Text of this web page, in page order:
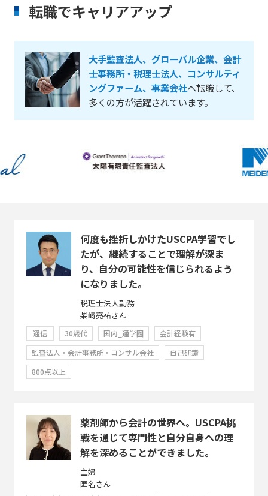
転職でキャリアアップ
大手監査法人、グローバル企業、会計
士事務所・税理士法人、コンサルティ
ングファーム、事業会社へ転職して、
多くの方が活躍されています。
何度も挫折しかけたUSCPA学習でし
たが、継続することで理解が深ま
り、自分の可能性を信じられるよう
になりました。
税理士法人勤務
柴﨑亮祐さん
通信 30歳代 国内_通学圏
会計経験有
監査法人・会計事務所・コンサル会社
自己研鑽
800点以上
薬剤師から会計の世界へ。USCPA挑
戦を通じて専門性と自分自身への理
解を深めることができました。
主婦
匿名さん